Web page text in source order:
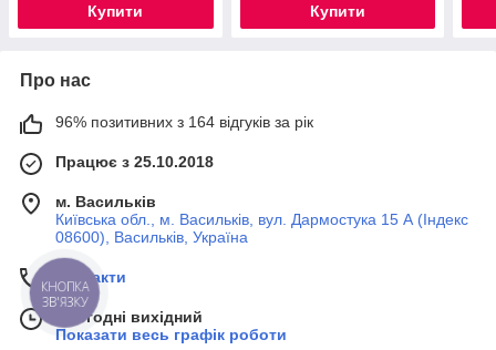
Купити Купити
Про нас
96% позитивних з 164 відгуків за рік
Працює з 25.10.2018
м. Васильків
Київська обл., м. Васильків, вул. Дармостука 15 А (Індекс
08600), Васильків, Україна
Контакти
Сьогодні вихідний
Показати весь графік роботи
КНОПКА
ЗВ'ЯЗКУ